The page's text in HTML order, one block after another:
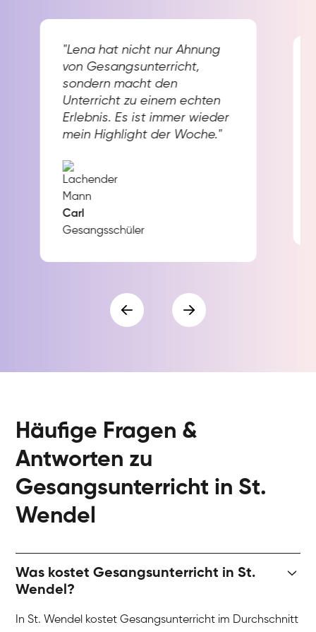
"Lena hat nicht nur Ahnung
von Gesangsunterricht,
sondern macht den
Unterricht zu einem echten
Erlebnis. Es ist immer wieder
mein Highlight der Woche."
Carl
Gesangsschüler
Häufige Fragen &
Antworten zu
Gesangsunterricht in St.
Wendel
Was kostet Gesangsunterricht in St.
Wendel?
In St. Wendel kostet Gesangsunterricht im Durchschnitt